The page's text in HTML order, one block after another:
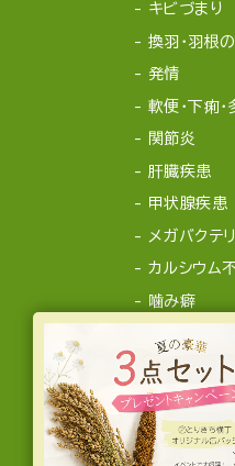
キビづまり
換羽・羽根
発情
軟便・下痢・
関節炎
肝臓疾患
甲状腺疾患
メガバクテ
カルシウム
噛み癖